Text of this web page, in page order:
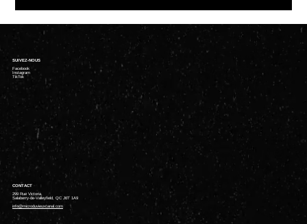
CONTACT
299 Rue Victoria,
Salaberry-de-Valleyfield, QC J6T 1A9
info@microduvieuxcanal.com
SUIVEZ-NOUS
Facebook
Instagram
TikTok